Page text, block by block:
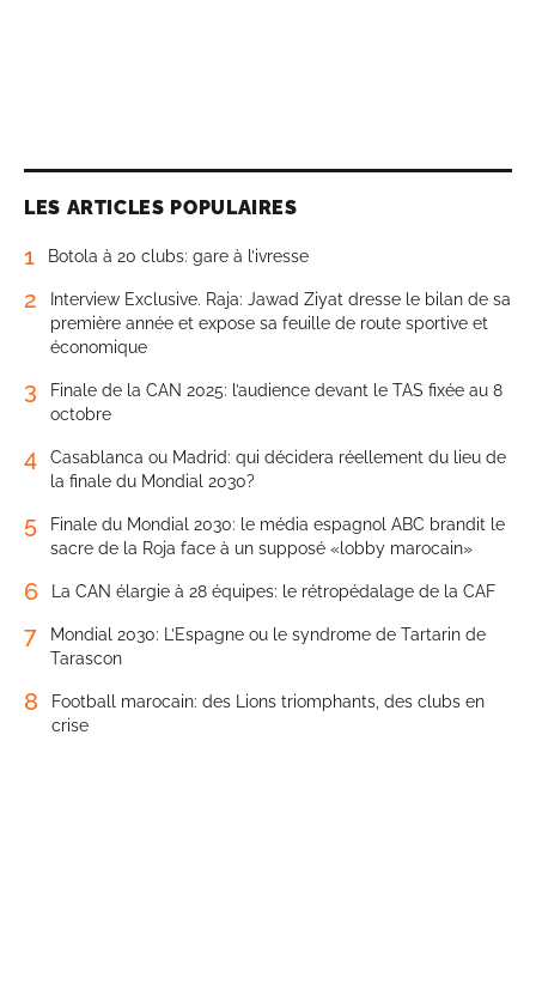
LES ARTICLES POPULAIRES
1 Botola à 20 clubs: gare à l’ivresse
2
Interview Exclusive. Raja: Jawad Ziyat dresse le bilan de sa
première année et expose sa feuille de route sportive et
économique
3
Finale de la CAN 2025: l’audience devant le TAS fixée au 8
octobre
4
Casablanca ou Madrid: qui décidera réellement du lieu de
la finale du Mondial 2030?
5
Finale du Mondial 2030: le média espagnol ABC brandit le
sacre de la Roja face à un supposé «lobby marocain»
6 La CAN élargie à 28 équipes: le rétropédalage de la CAF
7
Mondial 2030: L’Espagne ou le syndrome de Tartarin de
Tarascon
8
Football marocain: des Lions triomphants, des clubs en
crise